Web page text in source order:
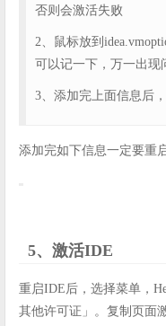
否则会激活失败
2、鼠标放到
可以记一下，万一出现
3、添加完上面信息后
添加完如下信息一定要重
5、激活IDE
重启IDE后，选择菜单，
其他许可证」。复制页面